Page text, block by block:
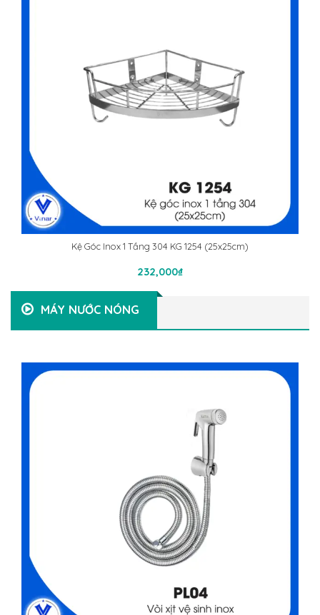
Kệ Góc Inox 1 Tầng 304 KG 1254 (25x25cm)
232,000₫
Thêm Vào Giỏ Hàng
MÁY NƯỚC NÓNG